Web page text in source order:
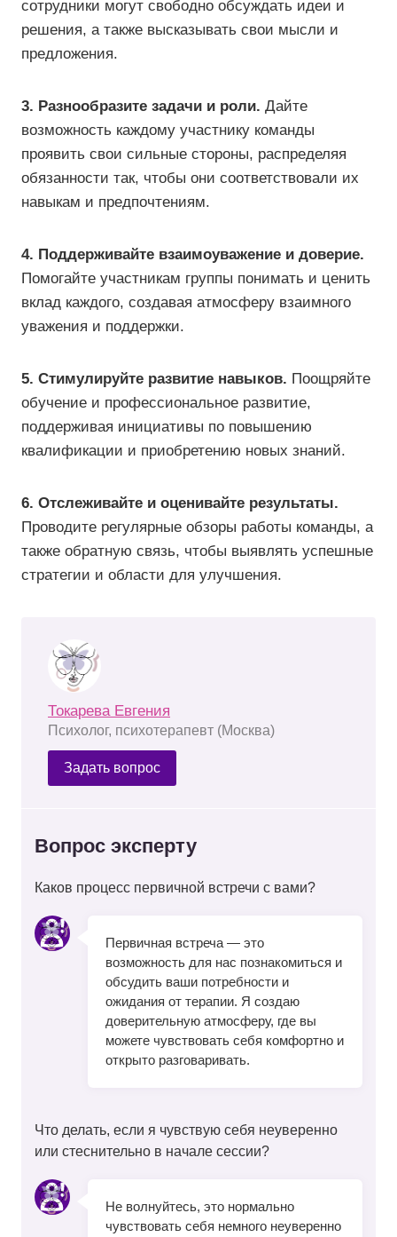
сотрудники могут свободно обсуждать идеи и
решения, а также высказывать свои мысли и
предложения.
3. Разнообразите задачи и роли. Дайте
возможность каждому участнику команды
проявить свои сильные стороны, распределяя
обязанности так, чтобы они соответствовали их
навыкам и предпочтениям.
4. Поддерживайте взаимоуважение и доверие.
Помогайте участникам группы понимать и ценить
вклад каждого, создавая атмосферу взаимного
уважения и поддержки.
5. Стимулируйте развитие навыков. Поощряйте
обучение и профессиональное развитие,
поддерживая инициативы по повышению
квалификации и приобретению новых знаний.
6. Отслеживайте и оценивайте результаты.
Проводите регулярные обзоры работы команды, а
также обратную связь, чтобы выявлять успешные
стратегии и области для улучшения.
Токарева Евгения
Психолог, психотерапевт (Москва)
Задать вопрос
Вопрос эксперту
Каков процесс первичной встречи с вами?
Первичная встреча — это
возможность для нас познакомиться и
обсудить ваши потребности и
ожидания от терапии. Я создаю
доверительную атмосферу, где вы
можете чувствовать себя комфортно и
открыто разговаривать.
Что делать, если я чувствую себя неуверенно
или стеснительно в начале сессии?
Не волнуйтесь, это нормально
чувствовать себя немного неуверенно